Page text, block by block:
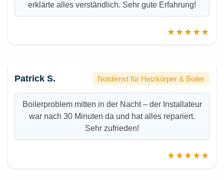
erklärte alles verständlich. Sehr gute Erfahrung!
★★★★★
Patrick S. Notdienst für Heizkörper & Boiler
Boilerproblem mitten in der Nacht – der Installateur
war nach 30 Minuten da und hat alles repariert.
Sehr zufrieden!
★★★★★